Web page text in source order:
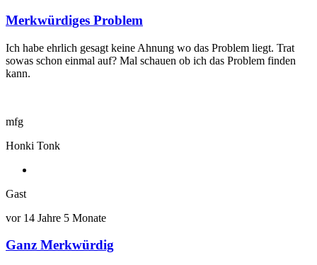
Antwort
Ranking
von
Gast
Merkwürdiges Problem
Ich habe ehrlich gesagt keine Ahnung wo das Problem liegt. Trat
sowas schon einmal auf? Mal schauen ob ich das Problem finden
kann.
mfg
Honki Tonk
Gast
vor 14 Jahre 5 Monate
Ganz Merkwürdig